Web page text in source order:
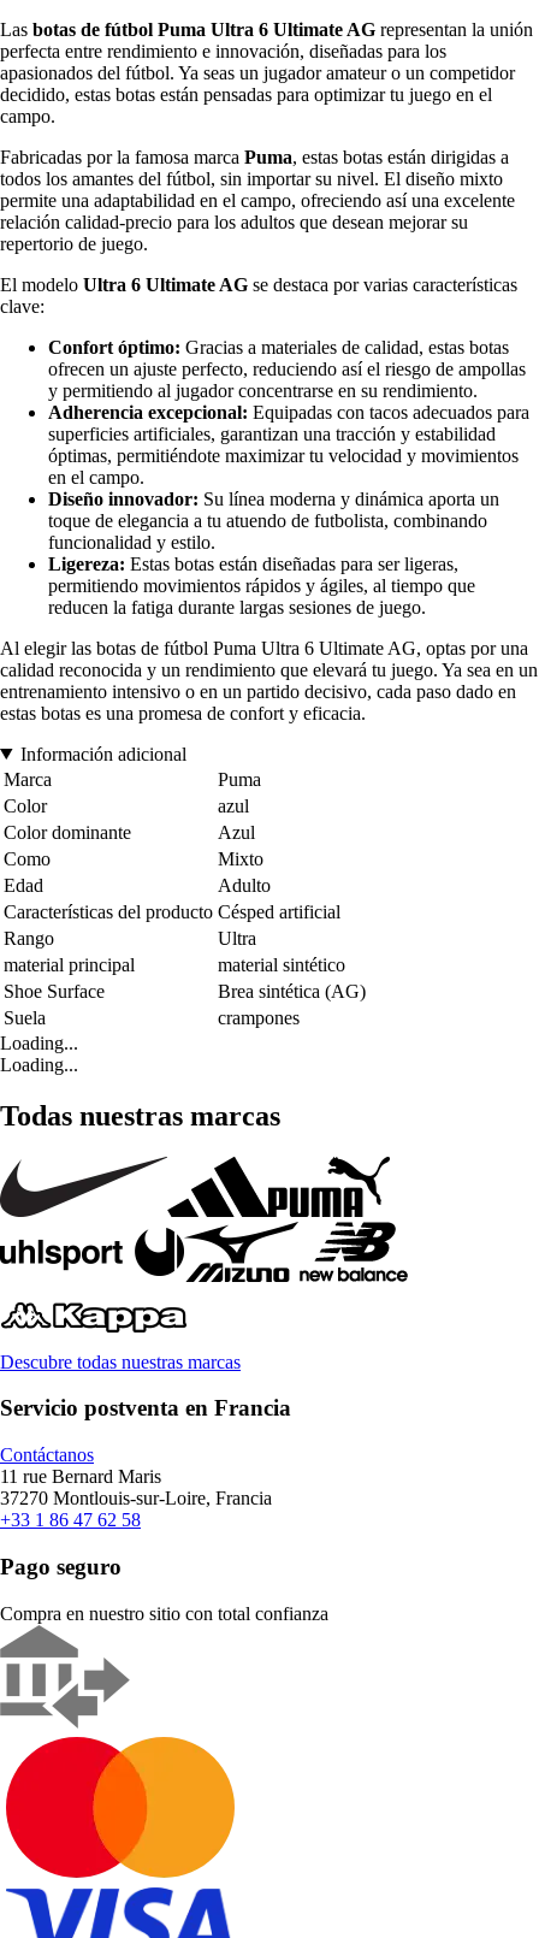
Las botas de fútbol Puma Ultra 6 Ultimate AG representan la unión
perfecta entre rendimiento e innovación, diseñadas para los
apasionados del fútbol. Ya seas un jugador amateur o un competidor
decidido, estas botas están pensadas para optimizar tu juego en el
campo.
Fabricadas por la famosa marca Puma, estas botas están dirigidas a
todos los amantes del fútbol, sin importar su nivel. El diseño mixto
permite una adaptabilidad en el campo, ofreciendo así una excelente
relación calidad-precio para los adultos que desean mejorar su
repertorio de juego.
El modelo Ultra 6 Ultimate AG se destaca por varias características
clave:
Confort óptimo: Gracias a materiales de calidad, estas botas
ofrecen un ajuste perfecto, reduciendo así el riesgo de ampollas
y permitiendo al jugador concentrarse en su rendimiento.
Adherencia excepcional: Equipadas con tacos adecuados para
superficies artificiales, garantizan una tracción y estabilidad
óptimas, permitiéndote maximizar tu velocidad y movimientos
en el campo.
Diseño innovador: Su línea moderna y dinámica aporta un
toque de elegancia a tu atuendo de futbolista, combinando
funcionalidad y estilo.
Ligereza: Estas botas están diseñadas para ser ligeras,
permitiendo movimientos rápidos y ágiles, al tiempo que
reducen la fatiga durante largas sesiones de juego.
Al elegir las botas de fútbol Puma Ultra 6 Ultimate AG, optas por una
calidad reconocida y un rendimiento que elevará tu juego. Ya sea en un
entrenamiento intensivo o en un partido decisivo, cada paso dado en
estas botas es una promesa de confort y eficacia.
Información adicional
Marca
Puma
Color
azul
Color dominante
Azul
Como
Mixto
Edad
Adulto
Características del producto Césped artificial
Rango
Ultra
material principal
material sintético
Shoe Surface
Brea sintética (AG)
Suela
crampones
Loading...
Loading...
Todas nuestras marcas
Descubre todas nuestras marcas
Servicio postventa en Francia
Contáctanos
11 rue Bernard Maris
37270 Montlouis-sur-Loire, Francia
+33 1 86 47 62 58
Pago seguro
Compra en nuestro sitio con total confianza